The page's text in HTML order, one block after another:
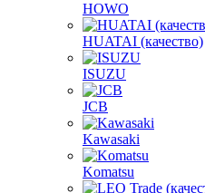
HOWO
HUATAI (качество)
ISUZU
JCB
Kawasaki
Komatsu